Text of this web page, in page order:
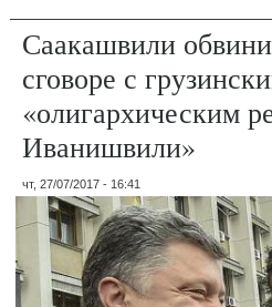
Саакашвили
сговоре с
«олигархическим
Иванишвили»
чт, 27/07/2017 - 16:41